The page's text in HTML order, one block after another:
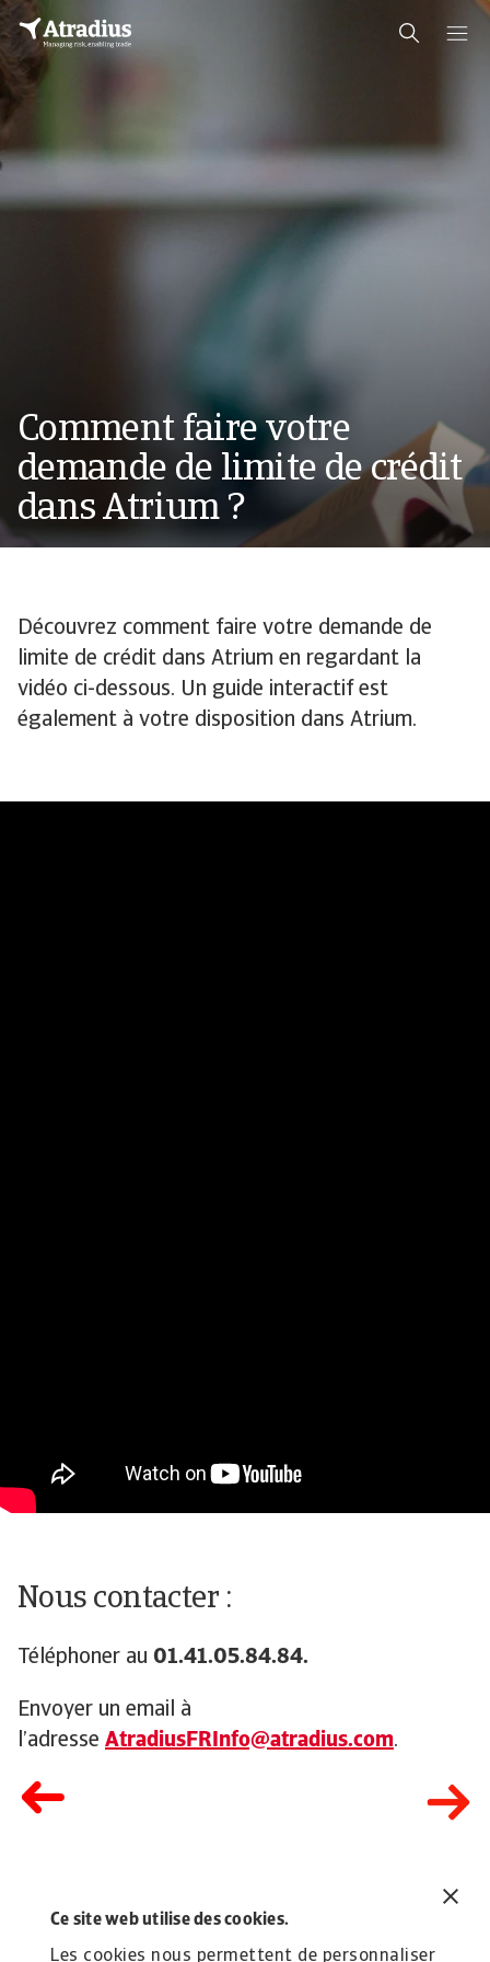
Ce site web utilise des cookies.
Les cookies nous permettent de personnaliser
Comment faire votre
demande de limite de crédit
dans Atrium ?
Découvrez comment faire votre demande de
limite de crédit dans Atrium en regardant la
vidéo ci-dessous. Un guide interactif est
également à votre disposition dans Atrium.
Nous contacter :
Téléphoner au 01.41.05.84.84.
Envoyer un email à
l’adresse AtradiusFRInfo@atradius.com.
Articles liés
Introduction - Gestion de votre police